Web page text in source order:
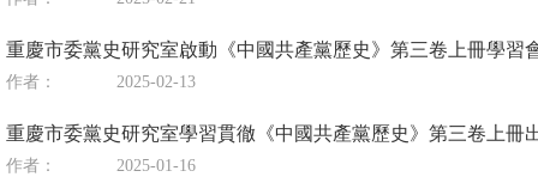
重慶市委黨史研究室啟動《中國共產黨歷史》第三卷上冊學習
作者： 2025-02-13
重慶市委黨史研究室學習貫徹《中國共產黨歷史》第三卷上冊
作者： 2025-01-16